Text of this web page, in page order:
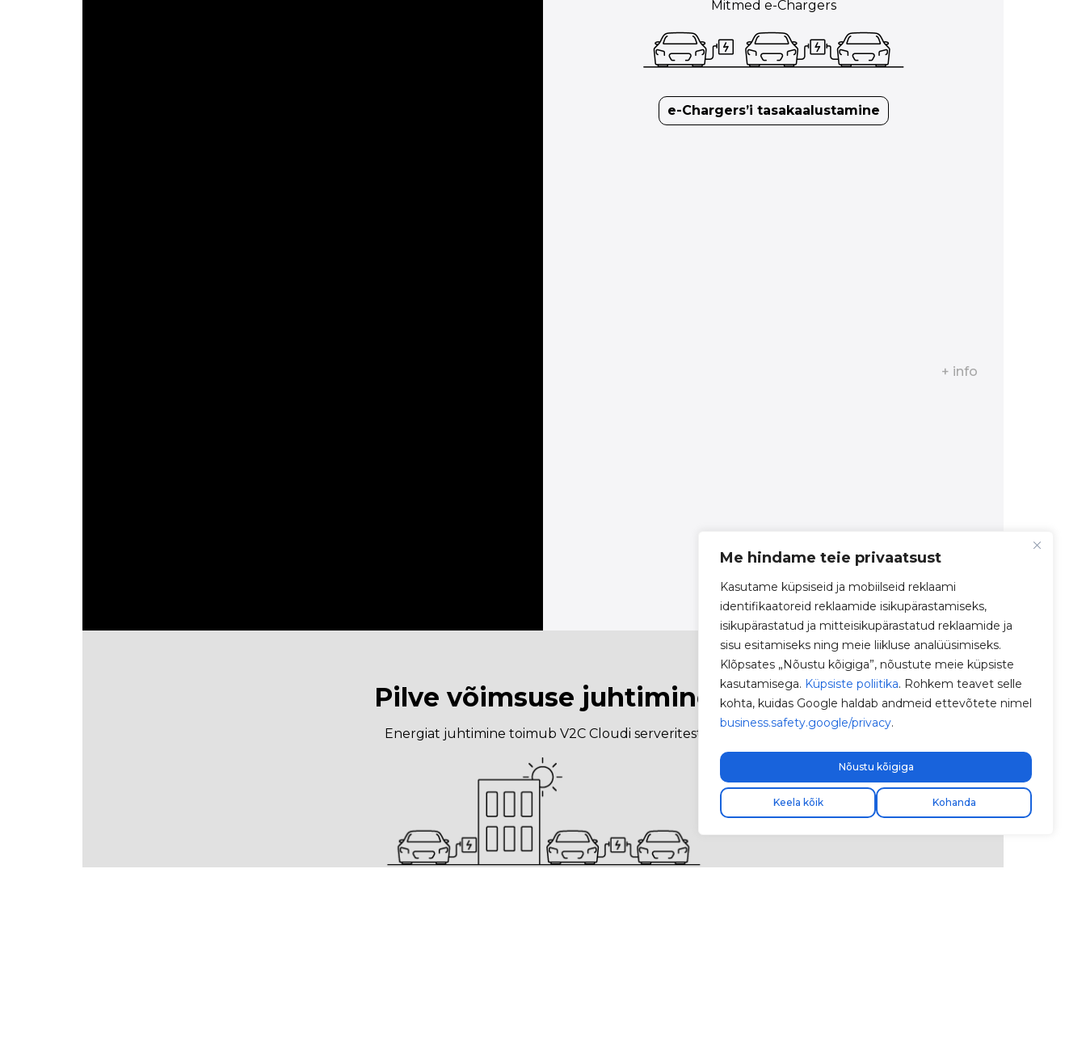
Me hindame teie privaatsust
Kasutame küpsiseid ja mobiilseid reklaami
identifikaatoreid reklaamide isikupärastamiseks,
isikupärastatud ja mitteisikupärastatud reklaamide ja
sisu esitamiseks ning meie liikluse analüüsimiseks.
Klõpsates „Nõustu kõigiga”, nõustute meie küpsiste
kasutamisega. Küpsiste poliitika. Rohkem teavet selle
kohta, kuidas Google haldab andmeid ettevõtete nimel
business.safety.google/privacy.
Kohanda
Keela kõik
Nõustu kõigiga
Mitmed e-Chargers
e-Chargers’i tasakaalustamine
+ info
Pilve võimsuse juhtimine
Energiat juhtimine toimub V2C Cloudi serveritest